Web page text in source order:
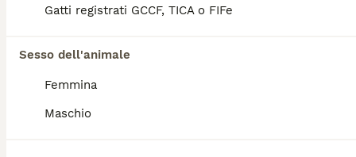
Gatti registrati GCCF, TICA o FIFe
Sesso dell'animale
Femmina
Maschio
Medolla (134.2km)
Adozione del cuore